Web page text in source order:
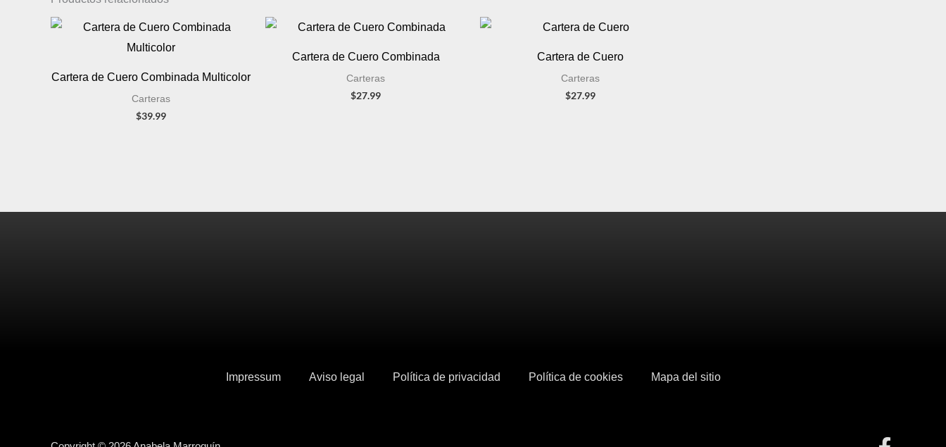
Cartera de Cuero Combinada Multicolor
Carteras
$39.99
Cartera de Cuero Combinada
Carteras
$27.99
Cartera de Cuero
Carteras
$27.99
Impressum Aviso legal Política de privacidad Política de cookies Mapa del sitio